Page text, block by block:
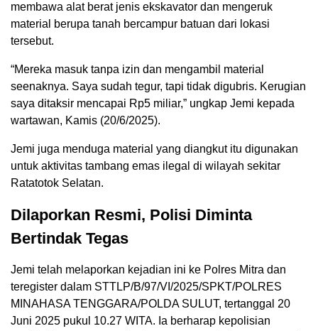
membawa alat berat jenis ekskavator dan mengeruk
material berupa tanah bercampur batuan dari lokasi
tersebut.
“Mereka masuk tanpa izin dan mengambil material
seenaknya. Saya sudah tegur, tapi tidak digubris. Kerugian
saya ditaksir mencapai Rp5 miliar,” ungkap Jemi kepada
wartawan, Kamis (20/6/2025).
Jemi juga menduga material yang diangkut itu digunakan
untuk aktivitas tambang emas ilegal di wilayah sekitar
Ratatotok Selatan.
Dilaporkan Resmi, Polisi Diminta
Bertindak Tegas
Jemi telah melaporkan kejadian ini ke Polres Mitra dan
teregister dalam STTLP/B/97/VI/2025/SPKT/POLRES
MINAHASA TENGGARA/POLDA SULUT, tertanggal 20
Juni 2025 pukul 10.27 WITA. Ia berharap kepolisian